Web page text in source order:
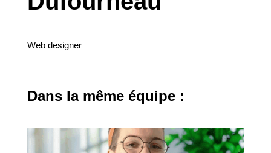
Web designer
Dans la même équipe :